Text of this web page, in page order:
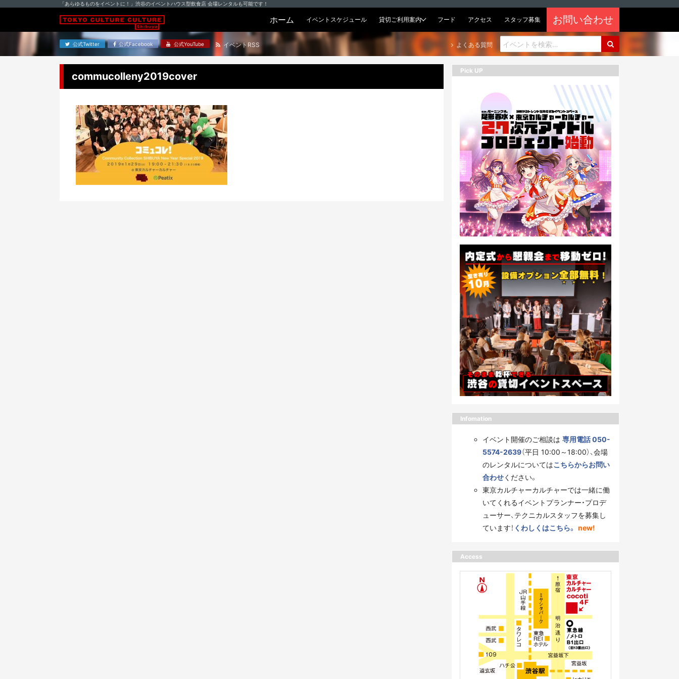
「あらゆるものをイベントに！」渋谷のイベントハウス型飲食店 会場レンタルも可能です！
ホーム イベントスケジュール 貸切ご利用案内 フード アクセス スタッフ募集 お問い合わせ
公式Twitter 公式Facebook 公式YouTube イベントRSS よくある質問
commucolleny2019cover Pick UP
Infomation
イベント開催のご相談は 専用電話 050-
5574-2639（平日 10:00～18:00）、会場
のレンタルについてはこちらからお問い
合わせください。
東京カルチャーカルチャーでは一緒に働
いてくれるイベントプランナー・プロデ
ューサー、テクニカルスタッフを募集し
ています！ くわしくはこちら。 new!
Access